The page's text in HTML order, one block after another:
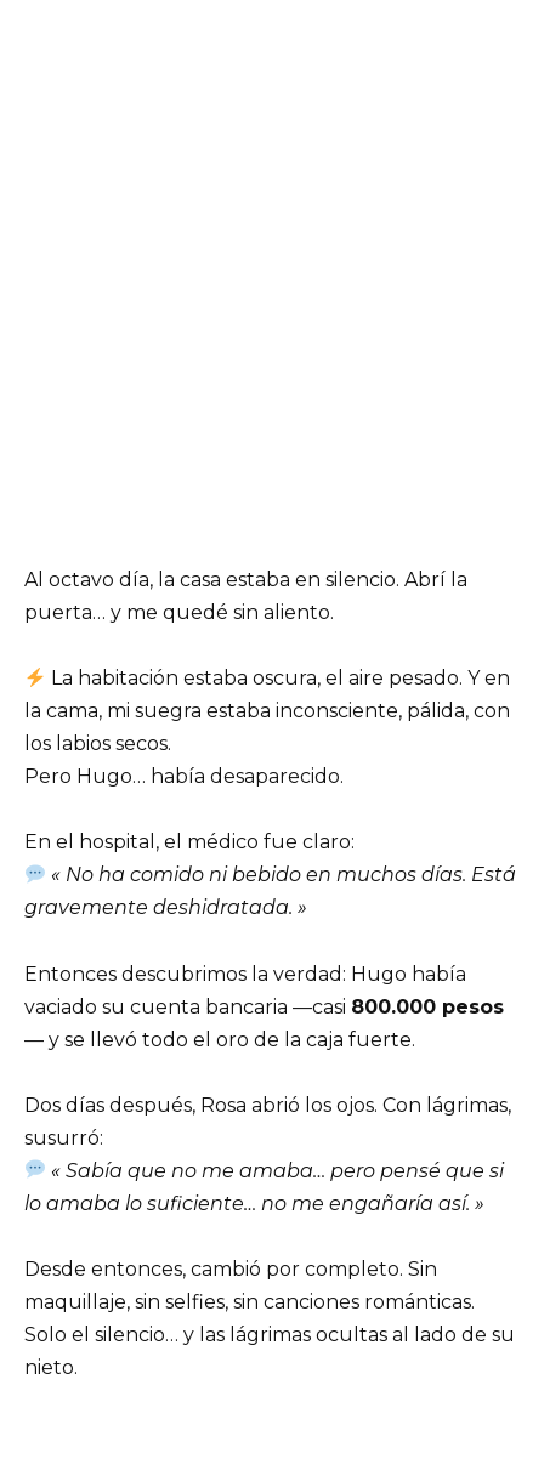
Al octavo día, la casa estaba en silencio. Abrí la
puerta… y me quedé sin aliento.
La habitación estaba oscura, el aire pesado. Y en
la cama, mi suegra estaba inconsciente, pálida, con
los labios secos.
Pero Hugo… había desaparecido.
En el hospital, el médico fue claro:
« No ha comido ni bebido en muchos días. Está
gravemente deshidratada. »
Entonces descubrimos la verdad: Hugo había
vaciado su cuenta bancaria —casi 800.000 pesos
— y se llevó todo el oro de la caja fuerte.
Dos días después, Rosa abrió los ojos. Con lágrimas,
susurró:
« Sabía que no me amaba… pero pensé que si
lo amaba lo suficiente… no me engañaría así. »
Desde entonces, cambió por completo. Sin
maquillaje, sin selfies, sin canciones románticas.
Solo el silencio… y las lágrimas ocultas al lado de su
nieto.